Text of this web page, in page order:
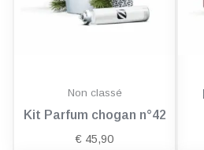
Non classé
Kit Parfum chogan n°42
€ 45,90